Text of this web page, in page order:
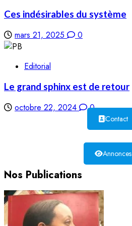
Ces indésirables du système
mars 21, 2025 0
Editorial
Le grand sphinx est de retour
octobre 22, 2024 0
Contact
Annonces
Nos Publications